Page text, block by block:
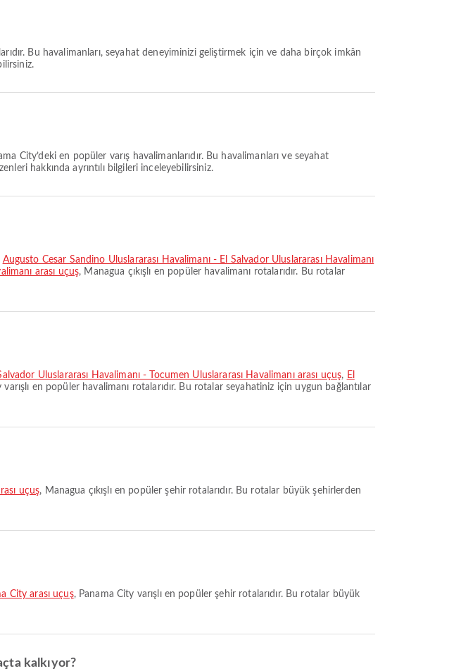
Bu havalimanları, seyahat deneyiminizi geliştirmek için ve daha birçok imkân
City’deki en popüler varış havalimanlarıdır. Bu havalimanları ve seyahat
hakkında ayrıntılı bilgileri inceleyebilirsiniz.
Augusto Cesar Sandino Uluslararası Havalimanı - El Salvador Uluslararası Havalimanı
arası uçuş, Managua çıkışlı en popüler havalimanı rotalarıdır. Bu rotalar
Uluslararası Havalimanı - Tocumen Uluslararası Havalimanı arası uçuş, El
varışlı en popüler havalimanı rotalarıdır. Bu rotalar seyahatiniz için uygun bağlantılar
uçuş, Managua çıkışlı en popüler şehir rotalarıdır. Bu rotalar büyük şehirlerden
City arası uçuş, Panama City varışlı en popüler şehir rotalarıdır. Bu rotalar büyük
kalkıyor?